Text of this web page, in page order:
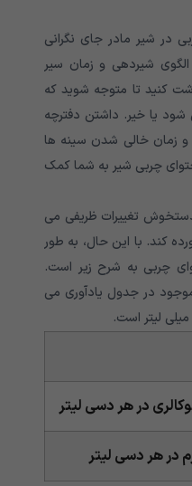
در شیر مادر جای نگرانی
شیردهی و زمان سیر
کنید تا متوجه شوید که
شود یا خیر. داشتن دفترچه
و زمان خالی شدن سینه ها
چربی شیر به شما کمک
دستخوش تغییرات ظریفی می
کند. با این حال، به طور
چربی به شرح زیر است.
در جدول یادآوری می